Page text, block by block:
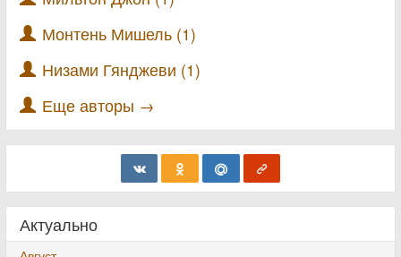
Монтень Мишель (1)
Низами Гянджеви (1)
Еще авторы →
Актуально